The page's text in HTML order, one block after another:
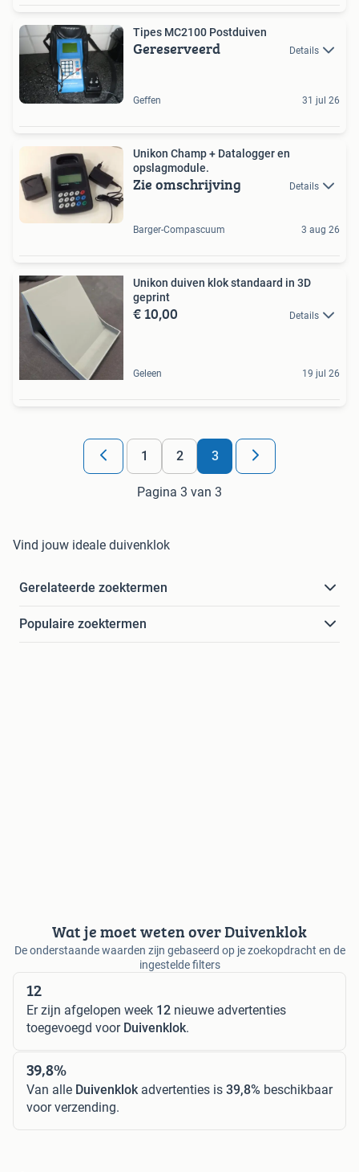
Tipes MC2100 Postduiven
Gereserveerd Details
Geffen 31 jul 26
Unikon Champ + Datalogger en
opslagmodule.
Zie omschrijving Details
Barger-Compascuum 3 aug 26
Unikon duiven klok standaard in 3D
geprint
€ 10,00 Details
Geleen 19 jul 26
1 2 3
Pagina 3 van 3
Vind jouw ideale duivenklok
Gerelateerde zoektermen
Populaire zoektermen
Wat je moet weten over Duivenklok
De onderstaande waarden zijn gebaseerd op je zoekopdracht en de
ingestelde filters
12
Er zijn afgelopen week 12 nieuwe advertenties
toegevoegd voor Duivenklok.
39,8%
Van alle Duivenklokadvertenties is 39,8% beschikbaar
voor verzending.